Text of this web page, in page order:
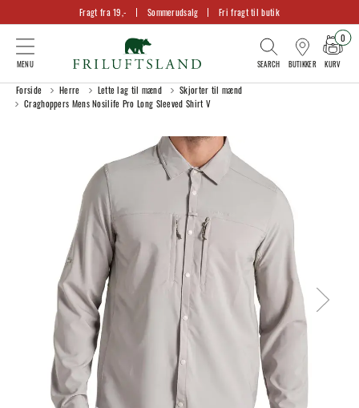
Fragt fra 19,- Sommerudsalg Fri fragt til butik
BUTIKKER KURV
0
Forside Herre Lette lag til mænd
Skjorter til mænd
Craghoppers Mens Nosilife Pro Long Sleeved Shirt V